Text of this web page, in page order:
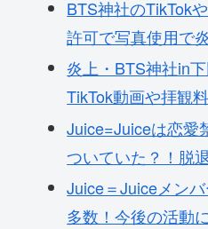
BTS神社のTikTok
許可で写真使用で
炎上・BTS神社in
TikTok動画や拝観
Juice=Juiceは恋愛
ついていた？！脱
Juice＝Juiceメン
多数！今後の活動